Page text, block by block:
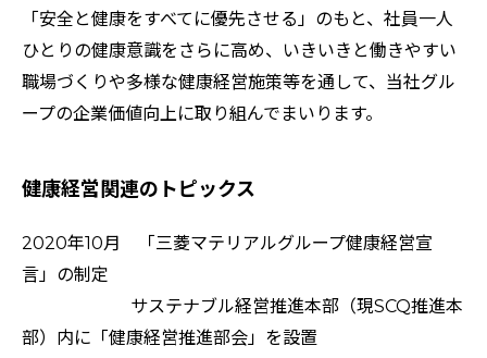
「安全と健康をすべてに優先させる」のもと、社員一人
ひとりの健康意識をさらに高め、いきいきと働きやすい
職場づくりや多様な健康経営施策等を通して、当社グル
ープの企業価値向上に取り組んでまいります。
健康経営関連のトピックス
2020年10月 「三菱マテリアルグループ健康経営宣
言」の制定
サステナブル経営推進本部（現SCQ推進本
部）内に「健康経営推進部会」を設置